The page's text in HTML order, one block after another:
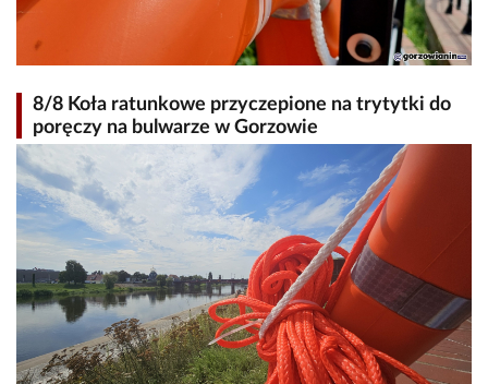
8/8 Koła ratunkowe przyczepione na trytytki do
poręczy na bulwarze w Gorzowie